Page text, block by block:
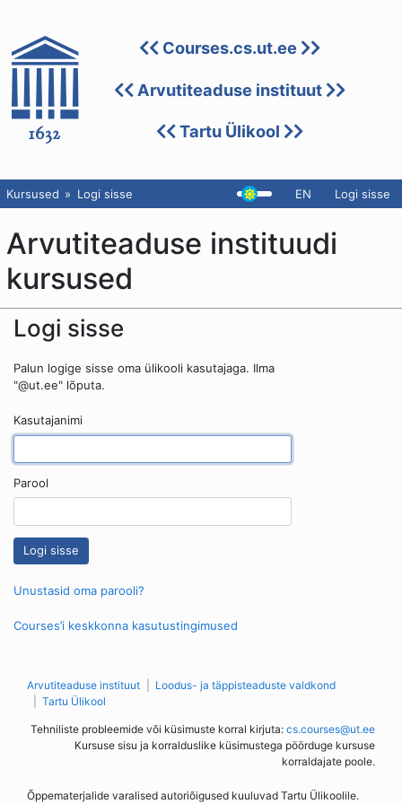
Courses.cs.ut.ee
Arvutiteaduse instituut
Tartu Ülikool
Kursused Logi sisse EN Logi sisse
Arvutiteaduse instituudi
kursused
Logi sisse
Palun logige sisse oma ülikooli kasutajaga. Ilma
"@ut.ee" lõputa.
Kasutajanimi
Parool
Unustasid oma parooli?
Courses’i keskkonna kasutustingimused
Arvutiteaduse instituut
Loodus- ja täppisteaduste valdkond
Tartu Ülikool
Tehniliste probleemide või küsimuste korral kirjuta: cs.courses@ut.ee
Kursuse sisu ja korralduslike küsimustega pöörduge kursuse
korraldajate poole.
Õppematerjalide varalised autoriõigused kuuluvad Tartu Ülikoolile.